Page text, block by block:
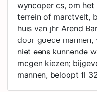
wyncoper cs, om
terrein of marctvelt,
huis van jhr Arend
door goede mannen,
niet eens kunnende
mogen kiezen;
mannen, beloopt fl